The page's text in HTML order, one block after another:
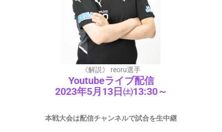
《解説》 reoru選手
Youtubeライブ配信
2023年5月13日㈯13:30～
本戦大会は配信チャンネルで試合を生中継